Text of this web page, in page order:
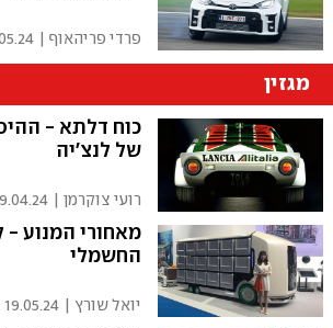
פרדי פריהאוף
מגזין
כוח דלתא -
של לנצ'יה
רועי צוקרמן
מאחורי המנוע
החשמלי
יואל שורץ 19.05.24